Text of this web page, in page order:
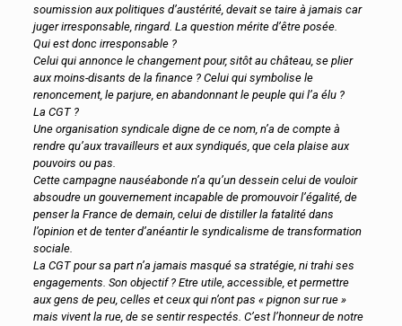
soumission aux politiques d’austérité, devait se taire à jamais car
juger irresponsable, ringard. La question mérite d’être posée.
Qui est donc irresponsable ?
Celui qui annonce le changement pour, sitôt au château, se plier
aux moins-disants de la finance ? Celui qui symbolise le
renoncement, le parjure, en abandonnant le peuple qui l’a élu ?
La CGT ?
Une organisation syndicale digne de ce nom, n’a de compte à
rendre qu’aux travailleurs et aux syndiqués, que cela plaise aux
pouvoirs ou pas.
Cette campagne nauséabonde n’a qu’un dessein celui de vouloir
absoudre un gouvernement incapable de promouvoir l’égalité, de
penser la France de demain, celui de distiller la fatalité dans
l’opinion et de tenter d’anéantir le syndicalisme de transformation
sociale.
La CGT pour sa part n’a jamais masqué sa stratégie, ni trahi ses
engagements. Son objectif ? Etre utile, accessible, et permettre
aux gens de peu, celles et ceux qui n’ont pas « pignon sur rue »
mais vivent la rue, de se sentir respectés. C’est l’honneur de notre